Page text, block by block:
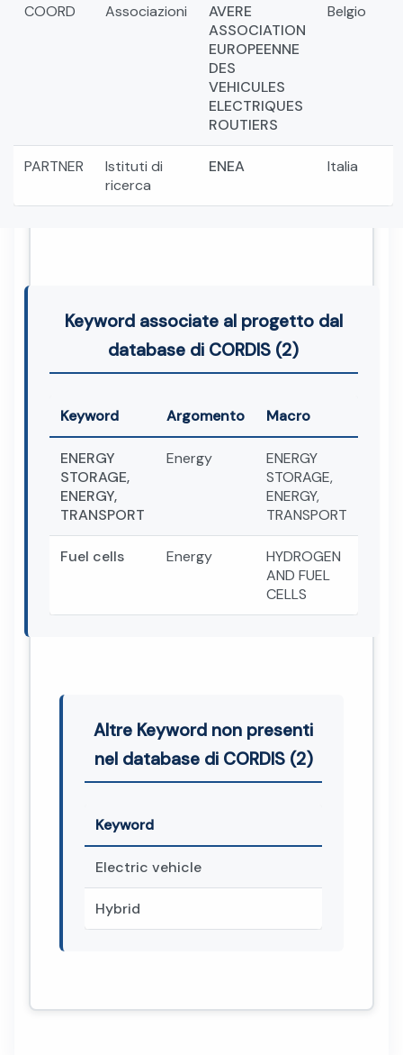
COORD Associazioni
AVERE
ASSOCIATION
EUROPEENNE
DES
VEHICULES
ELECTRIQUES
ROUTIERS
Belgio
PARTNER
Istituti di
ricerca
ENEA Italia
Keyword associate al progetto dal
database di CORDIS (2)
Keyword Argomento Macro
ENERGY
STORAGE,
ENERGY,
TRANSPORT
Energy
ENERGY
STORAGE,
ENERGY,
TRANSPORT
Fuel cells Energy
HYDROGEN
AND FUEL
CELLS
Altre Keyword non presenti
nel database di CORDIS (2)
Keyword
Electric vehicle
Hybrid